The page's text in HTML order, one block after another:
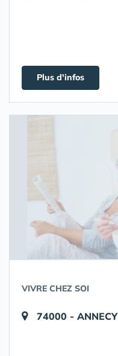
Plus d'infos
VIVRE CHEZ SOI
74000 - ANNECY